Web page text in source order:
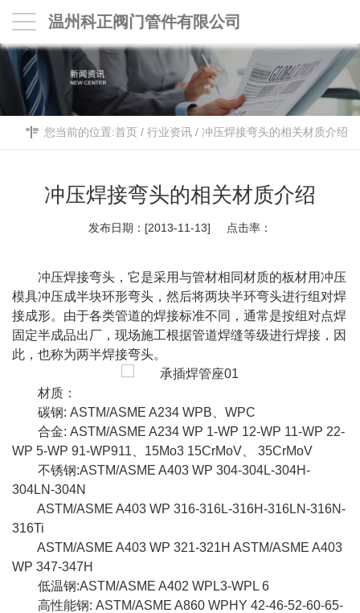
温州科正阀门管件有限公司
您当前的位置:首页 / 行业资讯 / 冲压焊接弯头的相关材质介绍
冲压焊接弯头的相关材质介绍
发布日期：[2013-11-13] 点击率：
冲压焊接弯头，它是采用与管材相同材质的板材用冲压
模具冲压成半块环形弯头，然后将两块半环弯头进行组对焊
接成形。由于各类管道的焊接标准不同，通常是按组对点焊
固定半成品出厂，现场施工根据管道焊缝等级进行焊接，因
此，也称为两半焊接弯头。
材质：
碳钢: ASTM/ASME A234 WPB、WPC
合金: ASTM/ASME A234 WP 1-WP 12-WP 11-WP 22-
WP 5-WP 91-WP911、15Mo3 15CrMoV、 35CrMoV
不锈钢:ASTM/ASME A403 WP 304-304L-304H-
304LN-304N
ASTM/ASME A403 WP 316-316L-316H-316LN-316N-
316Ti
ASTM/ASME A403 WP 321-321H ASTM/ASME A403
WP 347-347H
低温钢:ASTM/ASME A402 WPL3-WPL 6
高性能钢: ASTM/ASME A860 WPHY 42-46-52-60-65-